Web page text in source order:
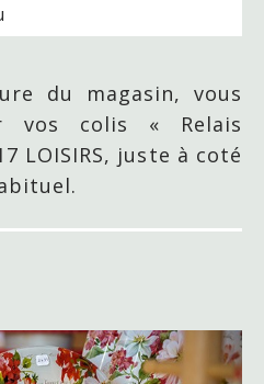
du magasin, vous
vos colis « Relais
LOISIRS, juste à coté